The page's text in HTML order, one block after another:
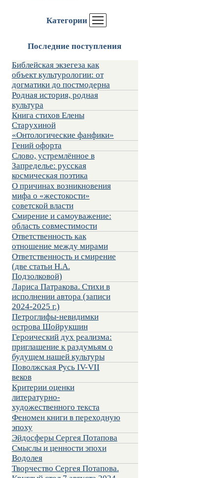
Категории
Последние поступления
Библейская экзегеза как
объект культурологии: от
догматики до постмодерна
Родная история, родная
культура
Книга стихов Елены
Старухиной
«Онтологические фанфики»
Гений офорта
Слово, устремлённое в
Запределье: русская
космическая поэтика
О причинах возникновения
мифа о «жестокости»
советской власти
Смирение и самоуважение:
область совместимости
Ответственность как
отношение между мирами
Ответственность и смирение
(две статьи Н.А.
Подзолковой)
Лариса Патракова. Стихи в
исполнении автора (записи
2024-2025 г.)
Петроглифы-невидимки
острова Шойрукшин
Героический дух реализма:
приглашение к раздумьям о
будущем нашей культуры
Поволжская Русь IV-VII
веков
Критерии оценки
литературно-
художественного текста
Феномен книги в переходную
эпоху
Эйдосферы Сергея Потапова
Смыслы и ценности эпохи
Водолея
Творчество Сергея Потапова.